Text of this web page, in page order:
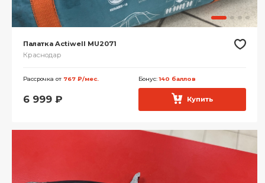
Палатка Actiwell MU2071
Краснодар
Рассрочка от 767 ₽/мес. Бонус:140 баллов
6 999 ₽ Купить